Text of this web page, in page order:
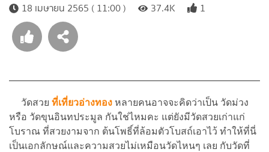
18 เมษายน 2565 ( 11:00 )
37.4K 1
วัดสวย ที่เที่ยวอ่างทอง หลายคนอาจจะคิดว่าเป็น วัดม่วง
หรือ วัดขุนอินทประมูล กันใช่ไหมคะ แต่ยังมีวัดสวยเก่าแก่
โบราณ ที่สวยงามจาก ต้นโพธิ์ที่ล้อมตัวโบสถ์เอาไว้ ทำให้ที่นี่
เป็นเอกลักษณ์และความสวยไม่เหมือนวัดไหนๆ เลย กับวัดที่